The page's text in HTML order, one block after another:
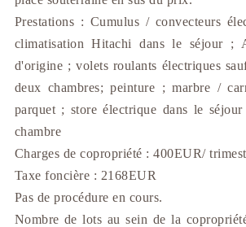
Prestations : Cumulus / convecteurs
climatisation Hitachi dans le séjour ;
d'origine ; volets roulants électriques
deux chambres; peinture ; marbre /
parquet ; store électrique dans le
chambre
Charges de copropriété : 400EUR/
Taxe foncière : 2168EUR
Pas de procédure en cours.
Nombre de lots au sein de la